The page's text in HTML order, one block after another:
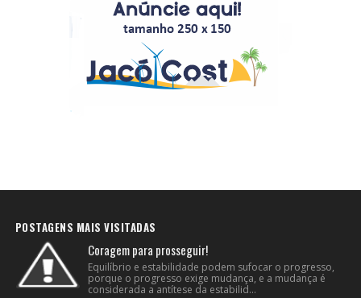
POSTAGENS MAIS VISITADAS
Coragem para prosseguir!
Equilíbrio e estabilidade podem sufocar o progresso,
porque o progresso exige mudança, e a mudança é
considerada a antítese da estabilid...